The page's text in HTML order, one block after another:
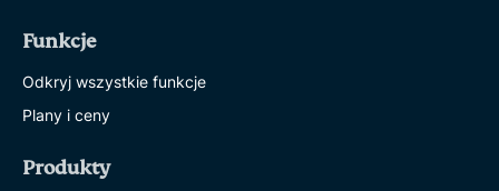
Funkcje
Odkryj wszystkie funkcje
Plany i ceny
Produkty